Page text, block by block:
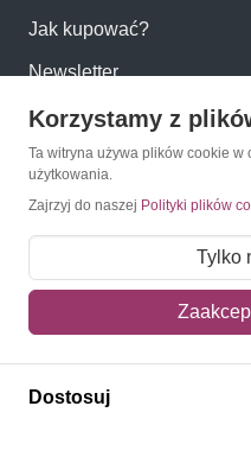
Jak kupować?
Newsletter
Konto
Moje konto
Mój koszyk
Adres dostawy
Polecamy
Korzystamy z
Ta witryna używa plików cookie
użytkowania.
Zajrzyj do naszej Polityki plików
Tylko
Dostosuj